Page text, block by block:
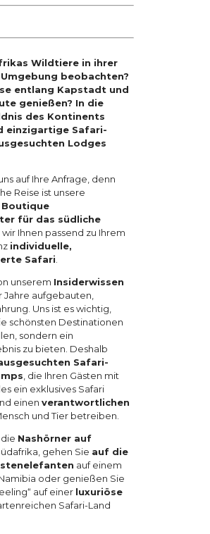
Wildtiere in ihrer
beobachten?
entlang Kapstadt und
genießen? In die
des Kontinents
einzigartige Safari-
Lodges
auf Ihre Anfrage, denn
Reise ist unsere
Boutique
für das südliche
Ihnen passend zu Ihrem
individuelle,
Safari
unserem Insiderwissen
Jahre aufgebauten,
Uns ist es wichtig,
schönsten Destinationen
sondern ein
zu bieten. Deshalb
Safari-
, die Ihren Gästen mit
ein exklusives Safari
einen verantwortlichen
und Tier betreiben.
Nashörner auf
gehen Sie auf die
auf einem
oder genießen Sie
auf einer luxuriöse
Safari-Land